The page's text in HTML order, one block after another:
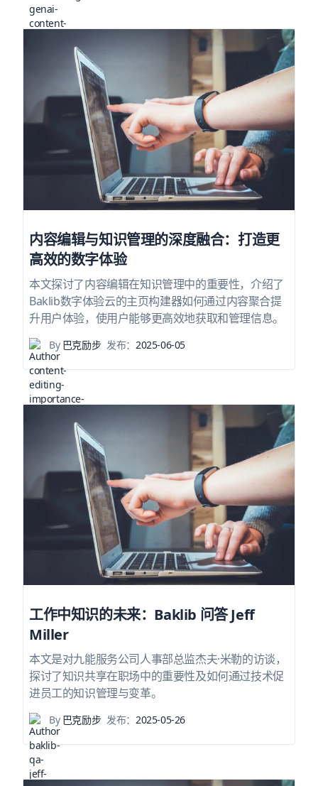
内容编辑与知识管理的深度融合：打造更
高效的数字体验
本文探讨了内容编辑在知识管理中的重要性，介绍了
Baklib数字体验云的主页构建器如何通过内容聚合提
升用户体验，使用户能够更高效地获取和管理信息。
By巴克励步 发布： 2025-06-05
工作中知识的未来：Baklib 问答 Jeff
Miller
本文是对九能服务公司人事部总监杰夫·米勒的访谈，
探讨了知识共享在职场中的重要性及如何通过技术促
进员工的知识管理与变革。
By巴克励步 发布：2025-05-26